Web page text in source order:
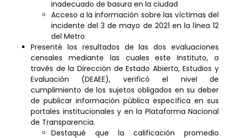
inadecuado de basura en la ciudad
Acceso a la información sobre las víctimas del
incidente del 3 de mayo de 2021 en la línea 12
del Metro
Presenté los resultados de las dos evaluaciones
censales mediante las cuales este Instituto, a
través de la Dirección de Estado Abierto, Estudios y
Evaluación (DEAEE), verificó el nivel de
cumplimiento de los sujetos obligados en su deber
de publicar información pública específica en sus
portales institucionales y en la Plataforma Nacional
de Transparencia.
Destaqué que la calificación promedio